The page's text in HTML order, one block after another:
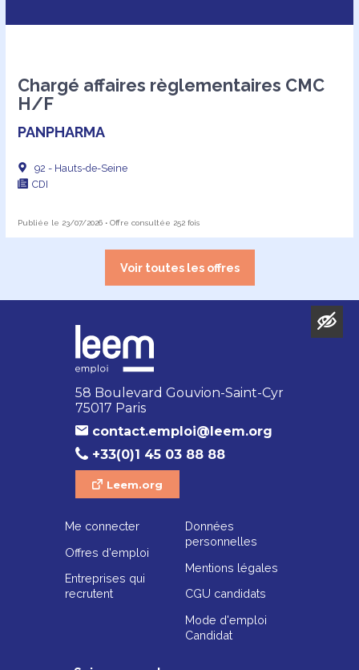
Chargé affaires règlementaires CMC
H/F
PANPHARMA
92 - Hauts-de-Seine
CDI
Publiée le 23/07/2026 • Offre consultée 252 fois
Voir toutes les offres
58 Boulevard Gouvion-Saint-Cyr
75017 Paris
contact.emploi@leem.org
+33(0)1 45 03 88 88
Leem.org
Me connecter
Offres d'emploi
Entreprises qui
recrutent
Données
personnelles
Mentions légales
CGU candidats
Mode d'emploi
Candidat